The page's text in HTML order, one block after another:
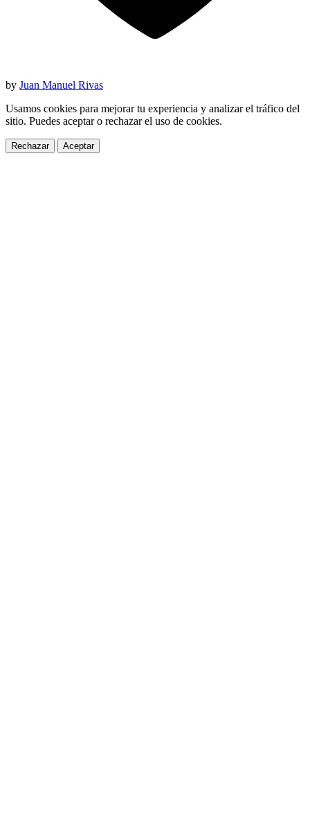
by Juan Manuel Rivas
Usamos cookies para mejorar tu experiencia y analizar el tráfico del
sitio. Puedes aceptar o rechazar el uso de cookies.
Rechazar Aceptar